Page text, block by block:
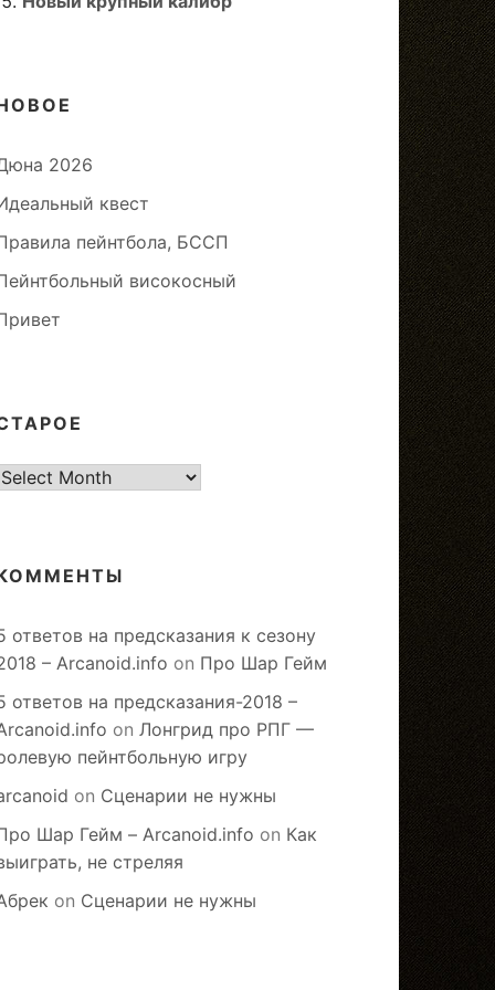
2026
квест
пейнтбола, БССП
високосный
старое
ответов на предсказания к сезону
– Arcanoid.info on Про Шар Гейм
ответов на предсказания-2018 –
on Лонгрид про РПГ —
пейнтбольную игру
on Сценарии не нужны
Шар Гейм – Arcanoid.info on Как
не стреляя
on Сценарии не нужны